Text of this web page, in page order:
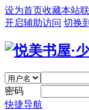
设为首页收藏本站
开启辅助访问 切换
密码
快捷导航